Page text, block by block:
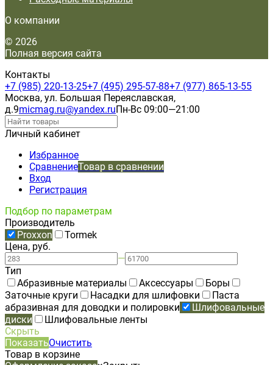
О компании
© 2026
Полная версия сайта
Контакты
+7 (985) 220-13-25+7 (495) 295-57-88+7 (977) 865-13-55
Москва, ул. Большая Переяславская,
д.9micmag.ru@yandex.ruПн-Вс 09:00—21:00
Личный кабинет
Избранное
СравнениеТовар в сравнении
Вход
Регистрация
Подбор по параметрам
Производитель
Proxxon
Tormek
Цена, руб.
—
Тип
Абразивные материалы
Аксессуары
Боры
Заточные круги
Насадки для шлифовки
Паста
абразивная для доводки и полировки
Шлифовальные
диски
Шлифовальные ленты
Скрыть
ПоказатьОчистить
Товар в корзине